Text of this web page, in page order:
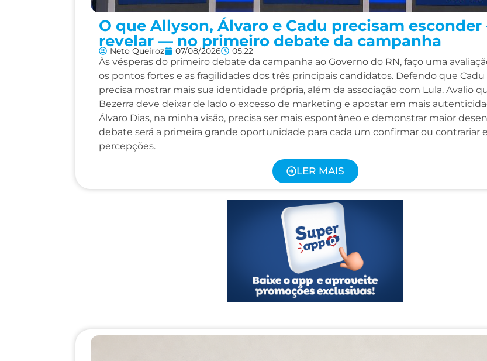
O que Allyson, Álvaro e Cadu precisam
revelar — no primeiro debate da campanha
Neto Queiroz 07/08/2026 05:22
Às vésperas do primeiro debate da campanha ao Governo do RN, faço uma
os pontos fortes e as fragilidades dos três principais candidatos. Defendo que Cadu
precisa mostrar mais sua identidade própria, além da associação com Lula. Avalio
Bezerra deve deixar de lado o excesso de marketing e apostar em mais
Álvaro Dias, na minha visão, precisa ser mais espontâneo e demonstrar maior
debate será a primeira grande oportunidade para cada um confirmar ou contrariar
percepções.
LER MAIS